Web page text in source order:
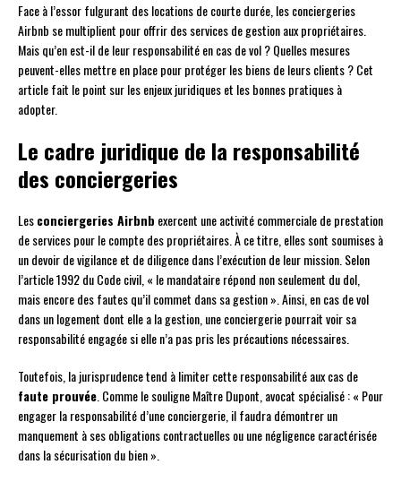
Face à l’essor fulgurant des locations de courte durée, les conciergeries
Airbnb se multiplient pour offrir des services de gestion aux propriétaires.
Mais qu’en est-il de leur responsabilité en cas de vol ? Quelles mesures
peuvent-elles mettre en place pour protéger les biens de leurs clients ? Cet
article fait le point sur les enjeux juridiques et les bonnes pratiques à
adopter.
Le cadre juridique de la responsabilité
des conciergeries
Lesconciergeries Airbnb exercent une activité commerciale de prestation
de services pour le compte des propriétaires. À ce titre, elles sont soumises à
un devoir de vigilance et de diligence dans l’exécution de leur mission. Selon
l’article 1992 du Code civil, « le mandataire répond non seulement du dol,
mais encore des fautes qu’il commet dans sa gestion ». Ainsi, en cas de vol
dans un logement dont elle a la gestion, une conciergerie pourrait voir sa
responsabilité engagée si elle n’a pas pris les précautions nécessaires.
Toutefois, la jurisprudence tend à limiter cette responsabilité aux cas de
faute prouvée. Comme le souligne Maître Dupont, avocat spécialisé : « Pour
engager la responsabilité d’une conciergerie, il faudra démontrer un
manquement à ses obligations contractuelles ou une négligence caractérisée
dans la sécurisation du bien ».